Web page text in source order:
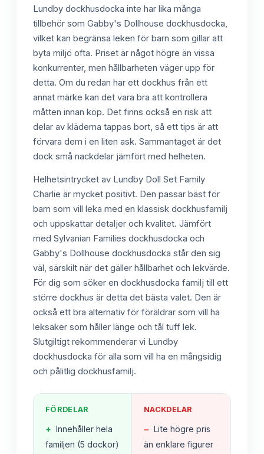
Lundby dockhusdocka inte har lika många
tillbehör som Gabby's Dollhouse dockhusdocka,
vilket kan begränsa leken för barn som gillar att
byta miljö ofta. Priset är något högre än vissa
konkurrenter, men hållbarheten väger upp för
detta. Om du redan har ett dockhus från ett
annat märke kan det vara bra att kontrollera
måtten innan köp. Det finns också en risk att
delar av kläderna tappas bort, så ett tips är att
förvara dem i en liten ask. Sammantaget är det
dock små nackdelar jämfört med helheten.
Helhetsintrycket av Lundby Doll Set Family
Charlie är mycket positivt. Den passar bäst för
barn som vill leka med en klassisk dockhusfamilj
och uppskattar detaljer och kvalitet. Jämfört
med Sylvanian Families dockhusdocka och
Gabby's Dollhouse dockhusdocka står den sig
väl, särskilt när det gäller hållbarhet och lekvärde.
För dig som söker en dockhusdocka familj till ett
större dockhus är detta det bästa valet. Den är
också ett bra alternativ för föräldrar som vill ha
leksaker som håller länge och tål tuff lek.
Slutgiltigt rekommenderar vi Lundby
dockhusdocka för alla som vill ha en mångsidig
och pålitlig dockhusfamilj.
FÖRDELAR
+ Innehåller hela
familjen (5 dockor)
NACKDELAR
− Lite högre pris
än enklare figurer